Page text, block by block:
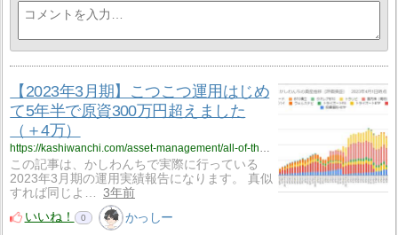
【2023年3月期】こつこつ運用はじめ
て5年半で原資300万円超えました
（＋4万）
https://kashiwanchi.com/asset-management/all-of-the-operational-report/mar-2023/
この記事は、かしわんちで実際に行っている
2023年3月期の運用実績報告になります。 真似
すれば同じよ…
3年前
いいね！
0 かっしー